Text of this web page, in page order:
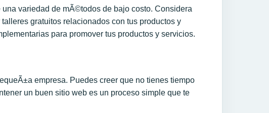
variedad de mÃ©todos de bajo costo. Considera
gratuitos relacionados con tus productos y
para promover tus productos y servicios.
empresa. Puedes creer que no tienes tiempo
un buen sitio web es un proceso simple que te